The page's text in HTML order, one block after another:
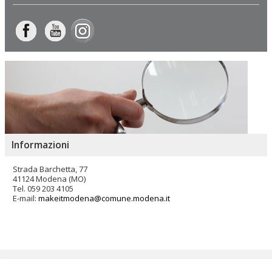
Informazioni
Strada Barchetta, 77
41124 Modena (MO)
Tel. 059 203 4105
E-mail: makeitmodena@comune.modena.it